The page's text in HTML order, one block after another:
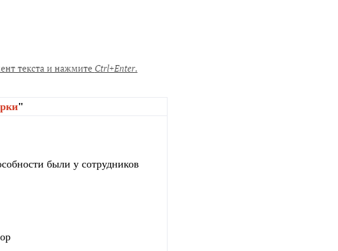
"
были у сотрудников